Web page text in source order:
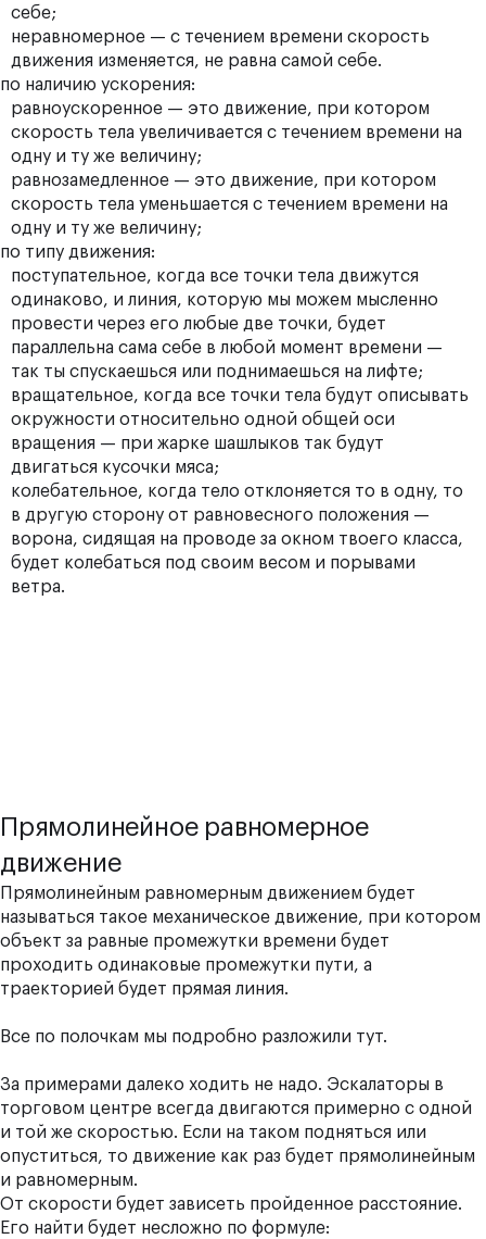
себе;
неравномерное — с течением времени скорость
движения изменяется, не равна самой себе.
по наличию ускорения:
равноускоренное — это движение, при котором
скорость тела увеличивается с течением времени на
одну и ту же величину;
равнозамедленное — это движение, при котором
скорость тела уменьшается с течением времени на
одну и ту же величину;
по типу движения:
поступательное, когда все точки тела движутся
одинаково, и линия, которую мы можем мысленно
провести через его любые две точки, будет
параллельна сама себе в любой момент времени —
так ты спускаешься или поднимаешься на лифте;
вращательное, когда все точки тела будут описывать
окружности относительно одной общей оси
вращения — при жарке шашлыков так будут
двигаться кусочки мяса;
колебательное, когда тело отклоняется то в одну, то
в другую сторону от равновесного положения —
ворона, сидящая на проводе за окном твоего класса,
будет колебаться под своим весом и порывами
ветра.
Прямолинейное равномерное
движение
Прямолинейным равномерным движением будет
называться такое механическое движение, при котором
объект за равные промежутки времени будет
проходить одинаковые промежутки пути, а
траекторией будет прямая линия.
Все по полочкам мы подробно разложили тут.
За примерами далеко ходить не надо. Эскалаторы в
торговом центре всегда двигаются примерно с одной
и той же скоростью. Если на таком подняться или
опуститься, то движение как раз будет прямолинейным
и равномерным.
От скорости будет зависеть пройденное расстояние.
Его найти будет несложно по формуле: